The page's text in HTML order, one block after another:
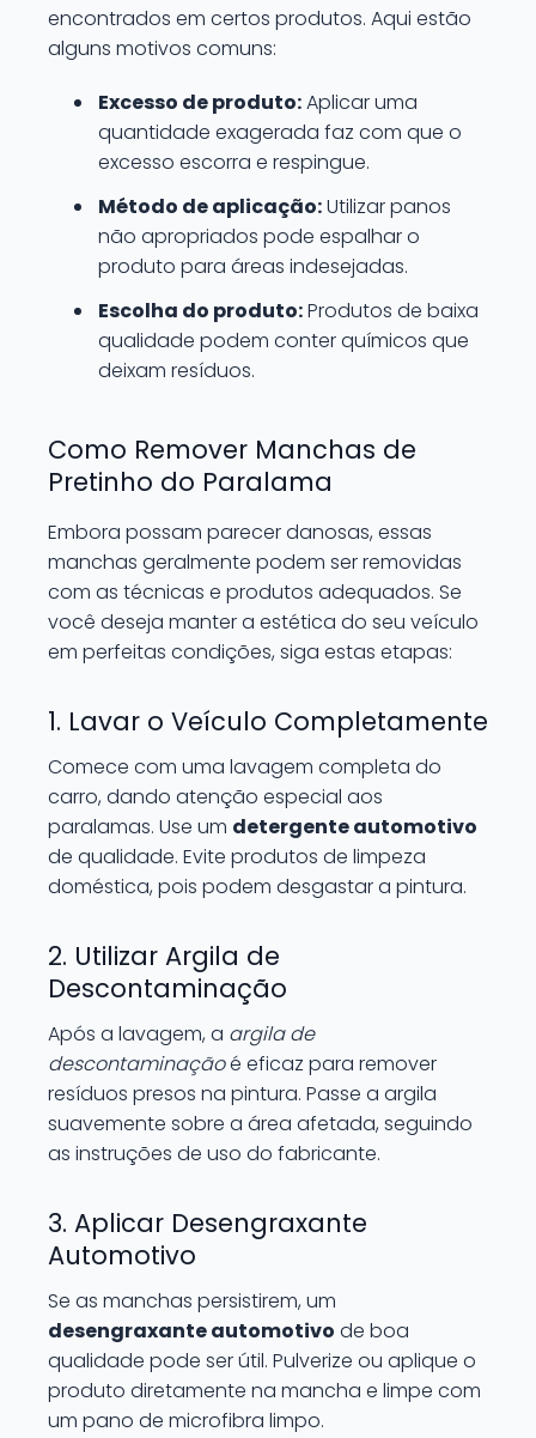
encontrados em certos produtos. Aqui estão
alguns motivos comuns:
Excesso de produto:Aplicar uma
quantidade exagerada faz com que o
excesso escorra e respingue.
Método de aplicação:Utilizar panos
não apropriados pode espalhar o
produto para áreas indesejadas.
Escolha do produto:Produtos de baixa
qualidade podem conter químicos que
deixam resíduos.
Como Remover Manchas de
Pretinho do Paralama
Embora possam parecer danosas, essas
manchas geralmente podem ser removidas
com as técnicas e produtos adequados. Se
você deseja manter a estética do seu veículo
em perfeitas condições, siga estas etapas:
1. Lavar o Veículo Completamente
Comece com uma lavagem completa do
carro, dando atenção especial aos
paralamas. Use um detergente automotivo
de qualidade. Evite produtos de limpeza
doméstica, pois podem desgastar a pintura.
2. Utilizar Argila de
Descontaminação
Após a lavagem, a argila de
descontaminaçãoé eficaz para remover
resíduos presos na pintura. Passe a argila
suavemente sobre a área afetada, seguindo
as instruções de uso do fabricante.
3. Aplicar Desengraxante
Automotivo
Se as manchas persistirem, um
desengraxante automotivo de boa
qualidade pode ser útil. Pulverize ou aplique o
produto diretamente na mancha e limpe com
um pano de microfibra limpo.